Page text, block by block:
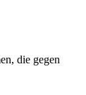
die gegen